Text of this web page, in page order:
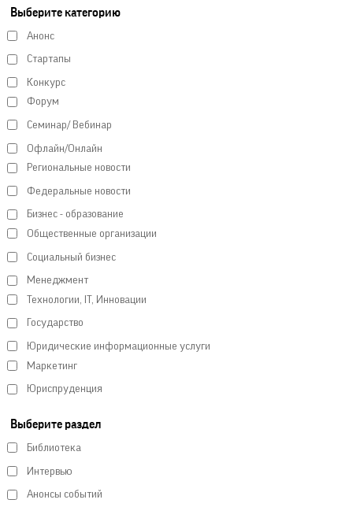
Выберите категорию
Анонс
Стартапы
Конкурс
Форум
Семинар/ Вебинар
Офлайн/Онлайн
Региональные новости
Федеральные новости
Бизнес - образование
Общественные организации
Социальный бизнес
Менеджмент
Технологии, IT, Инновации
Государство
Юридические информационные услуги
Маркетинг
Юриспруденция
Выберите раздел
Библиотека
Интервью
Анонсы событий